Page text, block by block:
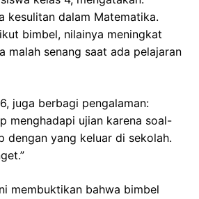
kesulitan dalam Matematika.
bimbel, nilainya meningkat
malah senang saat ada pelajaran
juga berbagi pengalaman:
menghadapi ujian karena soal-
dengan yang keluar di sekolah.
membuktikan bahwa bimbel